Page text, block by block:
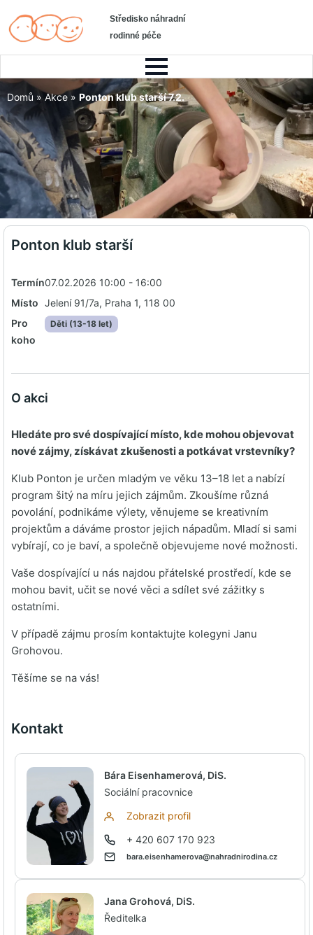
Středisko náhradní
rodinné péče
Domů » Akce » Ponton klub starší 7.2.
Ponton klub starší
Termín07.02.2026 10:00 - 16:00
Místo Jelení 91/7a, Praha 1, 118 00
Pro
koho
Děti (13-18 let)
O akci
Hledáte pro své dospívající místo, kde mohou objevovat
nové zájmy, získávat zkušenosti a potkávat vrstevníky?
Klub Ponton je určen mladým ve věku 13–18 let a nabízí
program šitý na míru jejich zájmům. Zkoušíme různá
povolání, podnikáme výlety, věnujeme se kreativním
projektům a dáváme prostor jejich nápadům. Mladí si sami
vybírají, co je baví, a společně objevujeme nové možnosti.
Vaše dospívající u nás najdou přátelské prostředí, kde se
mohou bavit, učit se nové věci a sdílet své zážitky s
ostatními.
V případě zájmu prosím kontaktujte kolegyni Janu
Grohovou.
Těšíme se na vás!
Kontakt
Bára Eisenhamerová, DiS.
Sociální pracovnice
Zobrazit profil
+ 420 607 170 923
bara.eisenhamerova@nahradnirodina.cz
Jana Grohová, DiS.
Ředitelka